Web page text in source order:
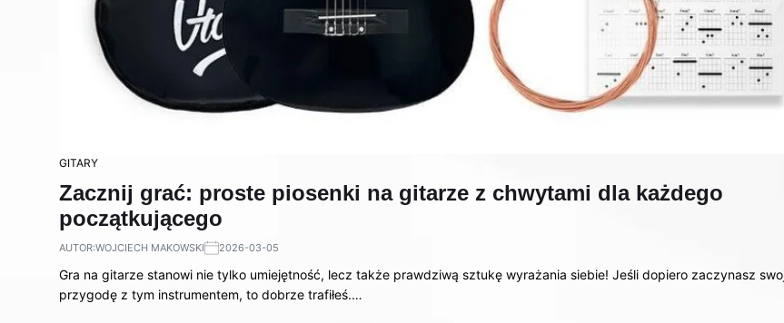
GITARY
Zacznij grać: proste piosenki na gitarze z chwytami dla każdego
początkującego
AUTOR:WOJCIECH MAKOWSKI 2026-03-05
Gra na gitarze stanowi nie tylko umiejętność, lecz także prawdziwą sztukę wyrażania siebie! Jeśli dopiero zaczynasz
przygodę z tym instrumentem, to dobrze trafiłeś.…